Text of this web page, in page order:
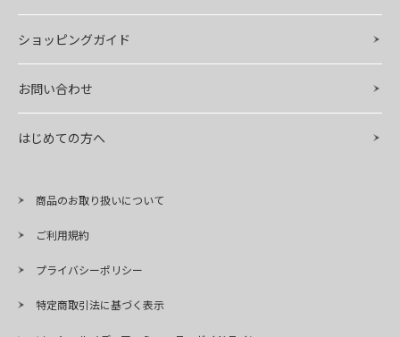
ショッピングガイド
お問い合わせ
はじめての方へ
商品のお取り扱いについて
ご利用規約
プライバシーポリシー
特定商取引法に基づく表示